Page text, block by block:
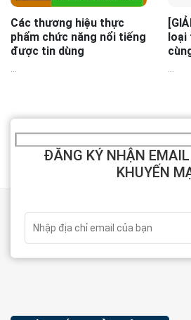
Các thương hiệu thực
phẩm chức năng nổi tiếng
được tin dùng
ĐĂNG KÝ NHẬN
KHUYẾN